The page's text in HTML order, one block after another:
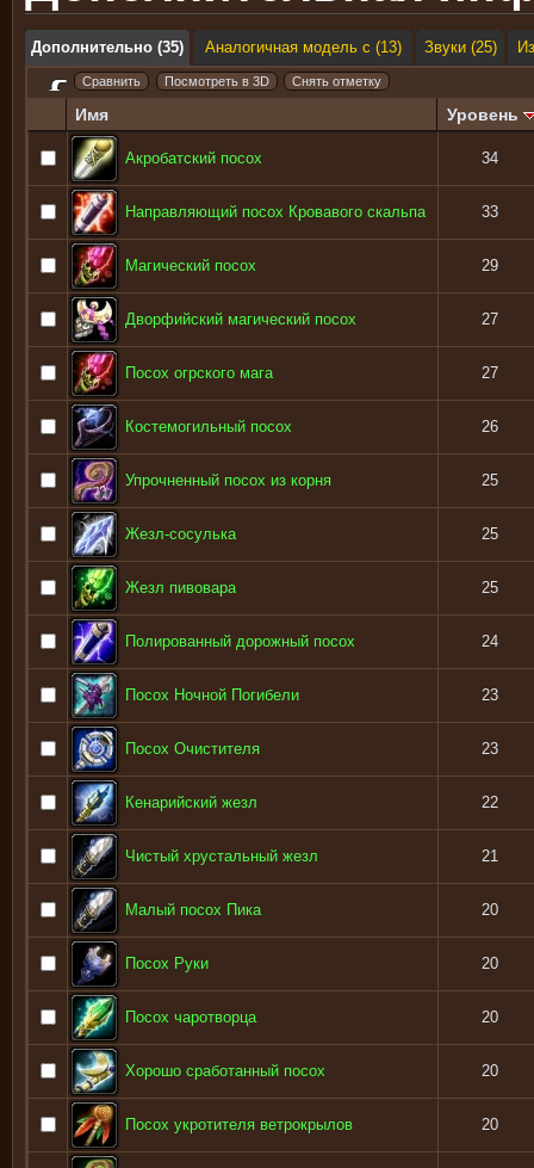
Дополнительно (35) Аналогичная модель с (13) Звуки (25)
Имя Уровень
Акробатский посох 34
Направляющий посох Кровавого скальпа 33
Магический посох 29
Дворфийский магический посох 27
Посох огрского мага 27
Костемогильный посох 26
Упрочненный посох из корня 25
Жезл-сосулька 25
Жезл пивовара 25
Полированный дорожный посох 24
Посох Ночной Погибели 23
Посох Очистителя 23
Кенарийский жезл 22
Чистый хрустальный жезл 21
Малый посох Пика 20
Посох Руки 20
Посох чаротворца 20
Хорошо сработанный посох 20
Посох укротителя ветрокрылов 20